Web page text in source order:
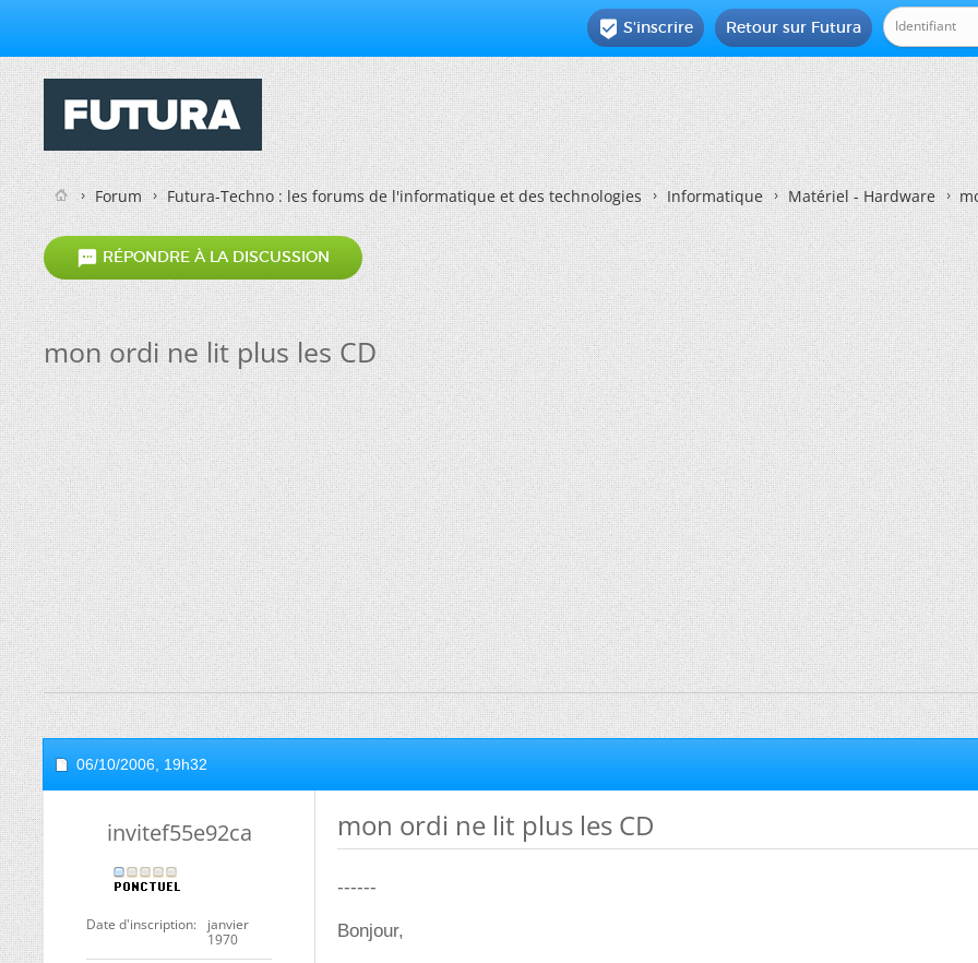
Retour sur Futura
 S'inscrire
Forum Futura-Techno : les forums de l'informatique et des technologies Informatique Matériel - Hardware
 RÉPONDRE À LA DISCUSSION
mon ordi ne lit plus les CD
06/10/2006, 19h32
invitef55e92ca
Date d'inscription
janvier
1970
mon ordi ne lit plus les CD
------
Bonjour,